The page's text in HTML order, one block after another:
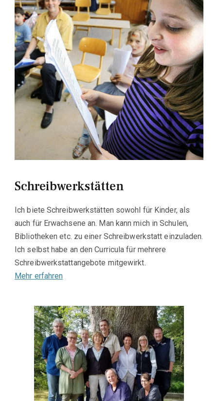
Schreibwerkstätten
Ich biete Schreibwerkstätten sowohl für Kinder, als
auch für Erwachsene an. Man kann mich in Schulen,
Bibliotheken etc. zu einer Schreibwerkstatt einzuladen.
Ich selbst habe an den Curricula für mehrere
Schreibwerkstattangebote mitgewirkt.
Mehr erfahren